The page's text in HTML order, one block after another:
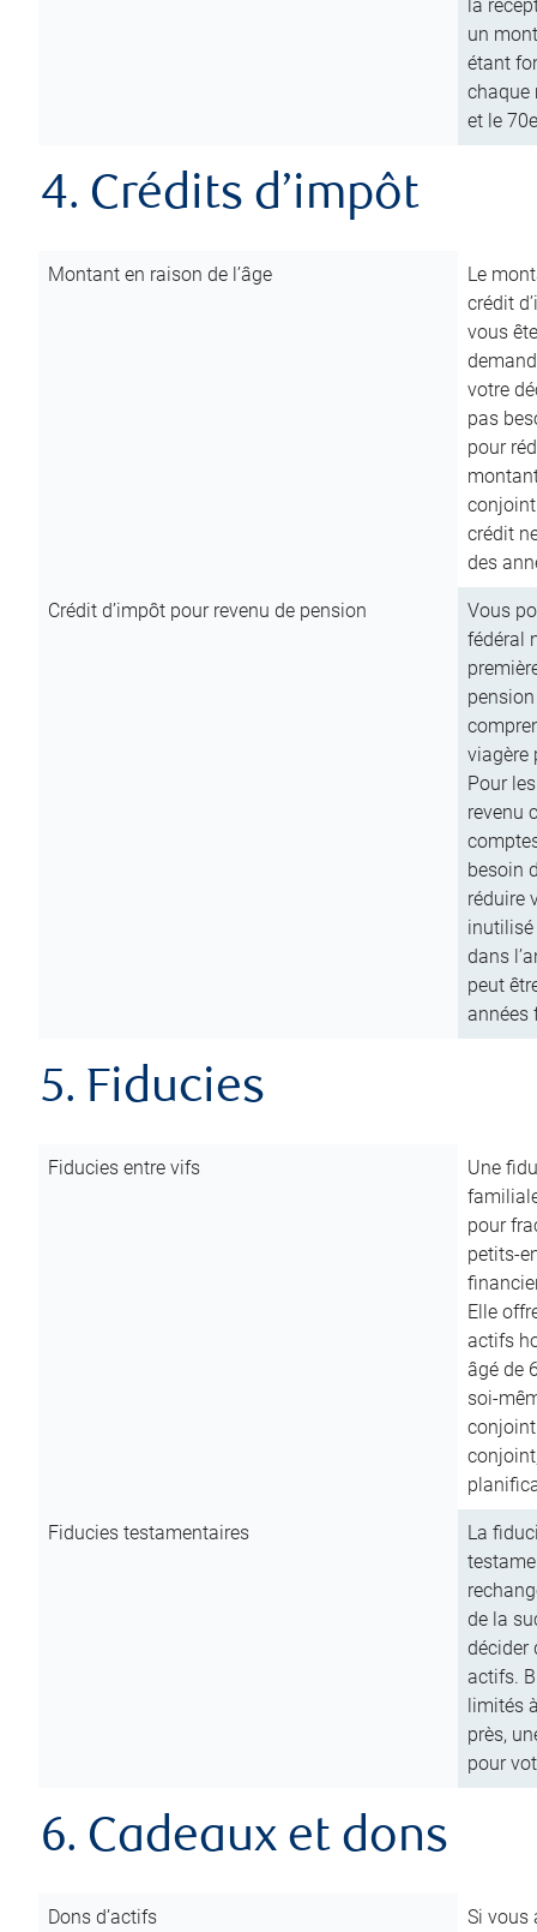
la
un
étant
chaque
et le
4. Crédits d’impôt
Montant en raison de l’âge
Le
crédit
vous
votre
pas
pour
conjoint
crédit
des
Crédit d’impôt pour revenu de pension
Vous
fédéral
viagère
Pour
revenu
besoin
réduire
inutilisé
dans
peut
années
5. Fiducies
Fiducies entre vifs
Une
pour
petits-
Elle
actifs
âgé de
soi-
Fiducies testamentaires
La
de la
décider
actifs.
limités
près,
pour
6. Cadeaux et dons
Dons d’actifs
Si vous